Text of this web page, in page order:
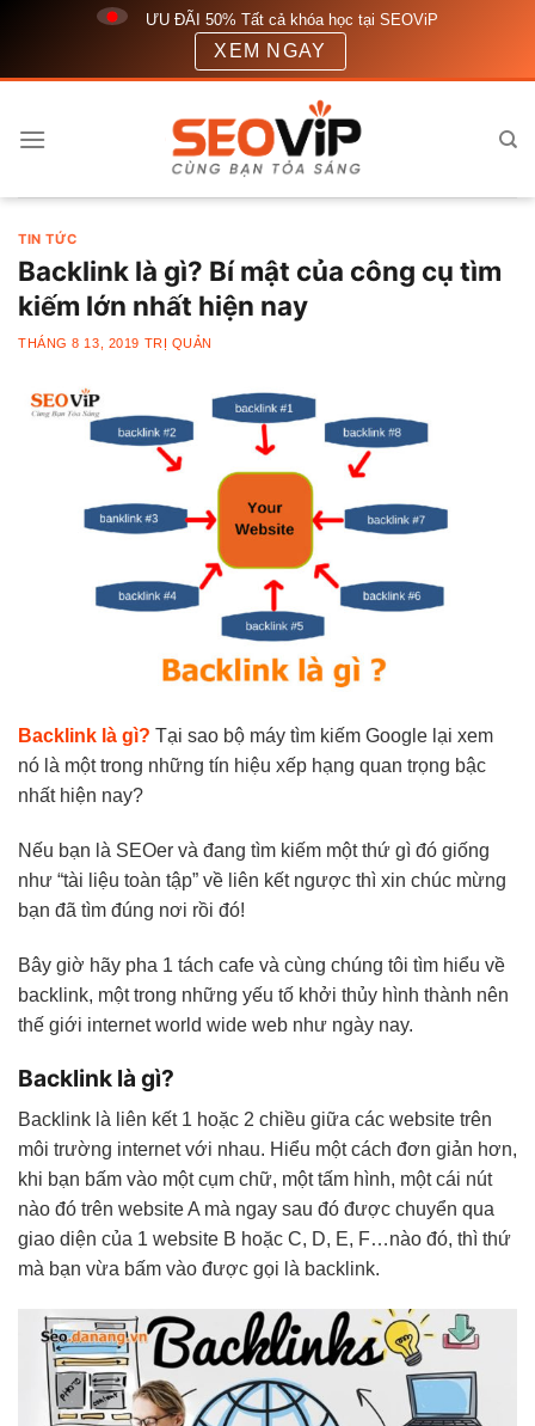
nội
ƯU ĐÃI 50% Tất cả khóa học tại SEOViP
XEM NGAY
TIN TỨC
Backlink là gì? Bí mật của công cụ tìm
kiếm lớn nhất hiện nay
THÁNG 8 13, 2019 TRỊ QUẢN
Backlink là gì? Tại sao bộ máy tìm kiếm Google lại xem
nó là một trong những tín hiệu xếp hạng quan trọng bậc
nhất hiện nay?
Nếu bạn là SEOer và đang tìm kiếm một thứ gì đó giống
như “tài liệu toàn tập” về liên kết ngược thì xin chúc mừng
bạn đã tìm đúng nơi rồi đó!
Bây giờ hãy pha 1 tách cafe và cùng chúng tôi tìm hiểu về
backlink, một trong những yếu tố khởi thủy hình thành nên
thế giới internet world wide web như ngày nay.
Backlink là gì?
Backlink là liên kết 1 hoặc 2 chiều giữa các website trên
môi trường internet với nhau. Hiểu một cách đơn giản hơn,
khi bạn bấm vào một cụm chữ, một tấm hình, một cái nút
nào đó trên website A mà ngay sau đó được chuyển qua
giao diện của 1 website B hoặc C, D, E, F…nào đó, thì thứ
mà bạn vừa bấm vào được gọi là backlink.